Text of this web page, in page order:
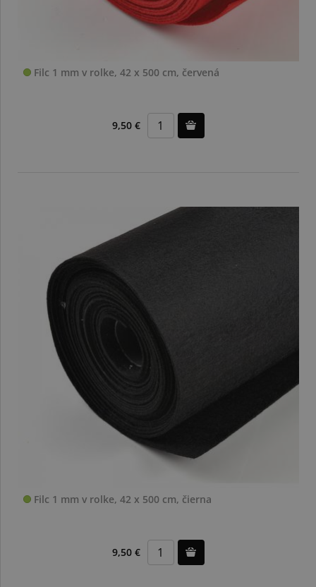
Filc 1 mm v rolke, 42 x 500 cm, červená
9,50 €
Filc 1 mm v rolke, 42 x 500 cm, čierna
9,50 €